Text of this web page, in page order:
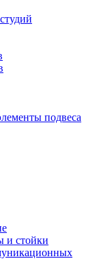
подвеса
и стойки